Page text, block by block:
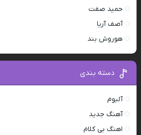
حمید صفت
آصف آریا
هوروش بند
دسته بندی
آلبوم
آهنگ جدید
اهنگ بی کلام